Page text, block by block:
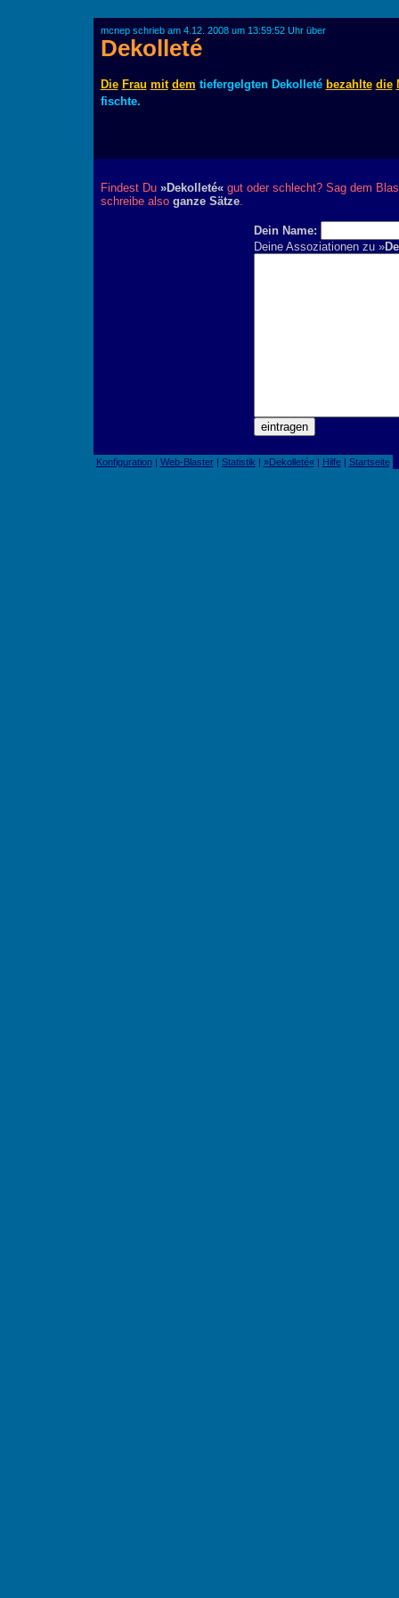
mcnep schrieb am 4.12. 2008 um 13:59:52 Uhr über
Dekolleté
Die Frau mit dem tiefergelgten Dekolleté bezahlte die
fischte.
Findest Du »Dekolleté«gut oder schlecht? Sag dem
schreibe also ganze Sätze.
Dein Name:
Deine Assoziationen zu »
Konfiguration| Web-Blaster| Statistik | »Dekolleté«| Hilfe| Startseite